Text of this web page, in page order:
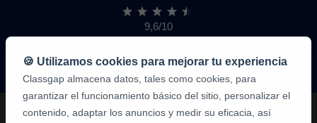
9,6/10
1.339.284
de
alumnos
🍪 Utilizamos cookies para mejorar tu experiencia
Classgap almacena datos, tales como cookies, para
garantizar el funcionamiento básico del sitio, personalizar el
contenido, adaptar los anuncios y medir su eficacia, así